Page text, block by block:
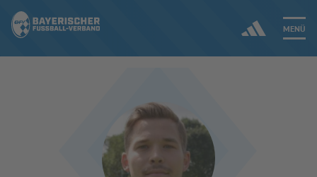
MENÜ
ERGEBNISSE & WETTBEWERBE